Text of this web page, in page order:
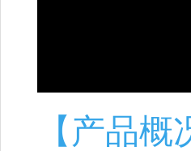
【产品概